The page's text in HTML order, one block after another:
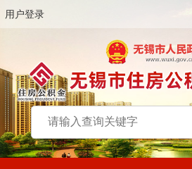
用户登录